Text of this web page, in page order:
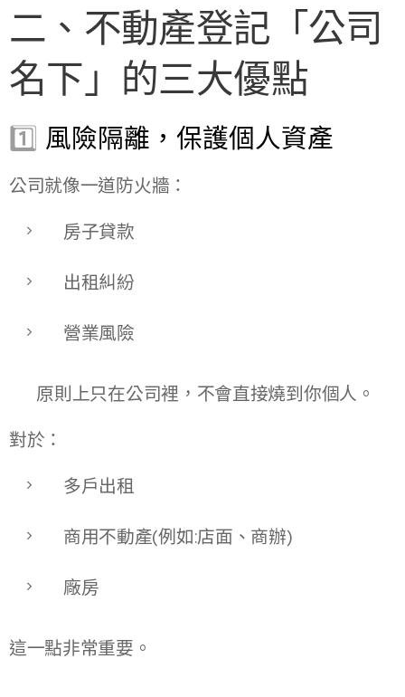
二、不動產登記「公司
名下」的三大優點
1️⃣ 風險隔離，保護個人資產
公司就像一道防火牆：
房子貸款
出租糾紛
營業風險
👉 原則上只在公司裡，不會直接燒到你個人。
對於：
多戶出租
商用不動產(例如:店面、商辦)
廠房
這一點非常重要。